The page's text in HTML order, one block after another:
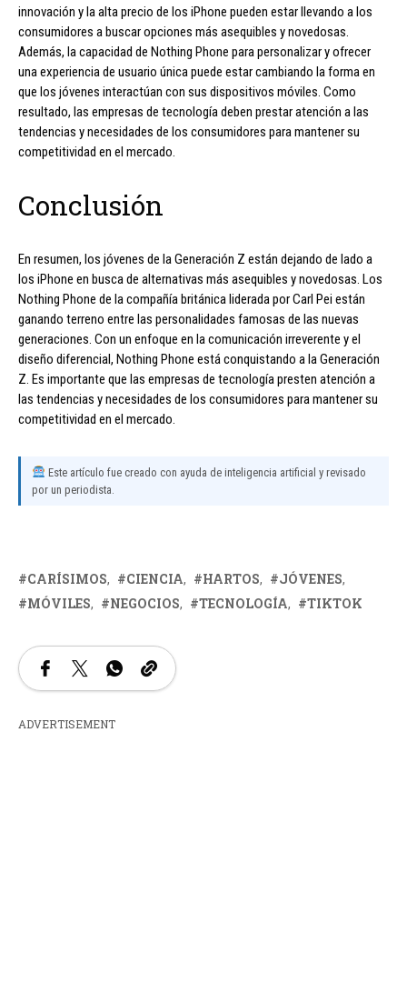
innovación y la alta precio de los iPhone pueden estar llevando a los
consumidores a buscar opciones más asequibles y novedosas.
Además, la capacidad de Nothing Phone para personalizar y ofrecer
una experiencia de usuario única puede estar cambiando la forma en
que los jóvenes interactúan con sus dispositivos móviles. Como
resultado, las empresas de tecnología deben prestar atención a las
tendencias y necesidades de los consumidores para mantener su
competitividad en el mercado.
Conclusión
En resumen, los jóvenes de la Generación Z están dejando de lado a
los iPhone en busca de alternativas más asequibles y novedosas. Los
Nothing Phone de la compañía británica liderada por Carl Pei están
ganando terreno entre las personalidades famosas de las nuevas
generaciones. Con un enfoque en la comunicación irreverente y el
diseño diferencial, Nothing Phone está conquistando a la Generación
Z. Es importante que las empresas de tecnología presten atención a
las tendencias y necesidades de los consumidores para mantener su
competitividad en el mercado.
Este artículo fue creado con ayuda de inteligencia artificial y revisado
por un periodista.
CARÍSIMOS CIENCIA HARTOS
JÓVENES
MÓVILES
NEGOCIOS TECNOLOGÍA TIKTOK
ADVERTISEMENT